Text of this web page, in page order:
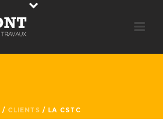
/ CLIENTS / LA CSTC